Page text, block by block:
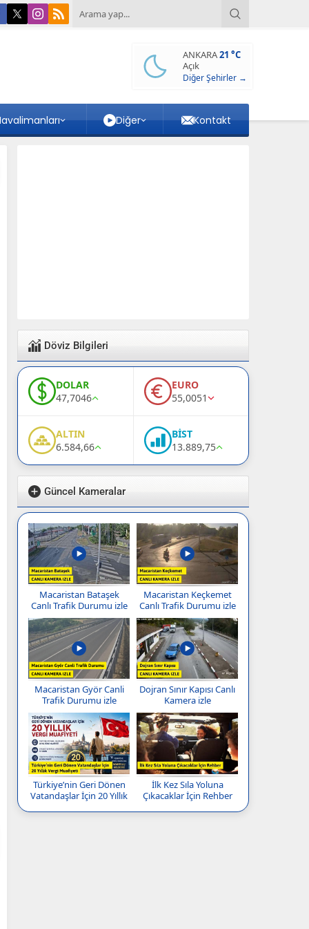
ANKARA21 °C
Açık
Diğer Şehirler →
Diğer Kontakt
Döviz Bilgileri
DOLAR
47,7046
EURO
55,0051
ALTIN
6.584,66
BİST
13.889,75
Güncel Kameralar
Macaristan Bataşek
Canlı Trafik Durumu izle
Macaristan Keçkemet
Canlı Trafik Durumu izle
Macaristan Györ Canli
Trafik Durumu izle
Dojran Sınır Kapısı Canlı
Kamera izle
Türkiye’nin Geri Dönen
Vatandaşlar İçin 20 Yıllık
İlk Kez Sıla Yoluna
Çıkacaklar İçin Rehber